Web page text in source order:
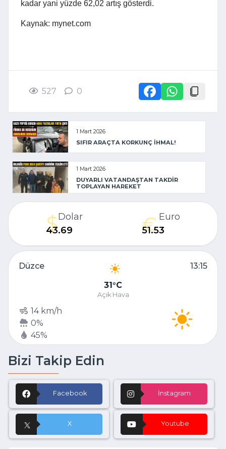
kadar yani yüzde 62,02 artış gösterdi.
Kaynak: mynet.com
527 0
1 Mart 2026
SIFIR ARAÇTA KORKUNÇ İHMAL!
1 Mart 2026
DUYARLI VATANDAŞTAN TAKDİR
TOPLAYAN HAREKET
Dolar
43.69
Euro
51.53
Düzce
13:15
31
C
Açık Hava
14 km/h
0%
45%
Bizi Takip Edin
Facebook İnstagram
X Youtube